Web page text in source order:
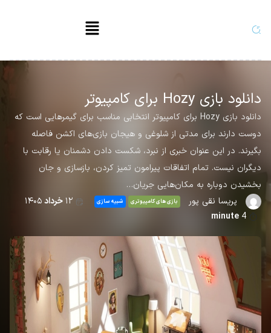
دانلود بازی Hozy برای کامپیوتر
دانلود بازی Hozy برای کامپیوتر انتخابی مناسب برای گیمرهایی است که
دوست دارند برای مدتی از شلوغی و هیجان بازی‌های اکشن فاصله
بگیرند. در این عنوان خبری از نبرد، شکست دادن دشمنان یا رقابت با
دیگران نیست. تمام اتفاقات پیرامون تمیز کردن، بازسازی و جان
بخشیدن دوباره به مکان‌هایی جریان…
پریسا نقی پور
بازی های کامپیوتری شبیه سازی ۱۲خرداد۱۴۰۵
4
minute